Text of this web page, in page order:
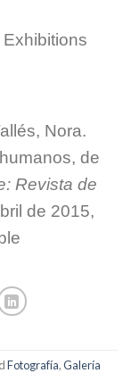
Exhibitions
Nora.
de
Revista de
de 2015,
Fotografía,Galería